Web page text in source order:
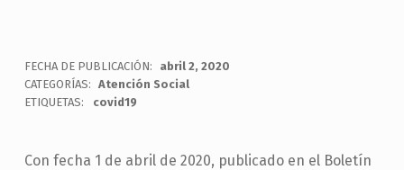
FECHA DE PUBLICACIÓN:
abril 2, 2020
CATEGORÍAS: Atención Social
ETIQUETAS:
covid19
Con fecha 1 de abril de 2020, publicado en el Boletín